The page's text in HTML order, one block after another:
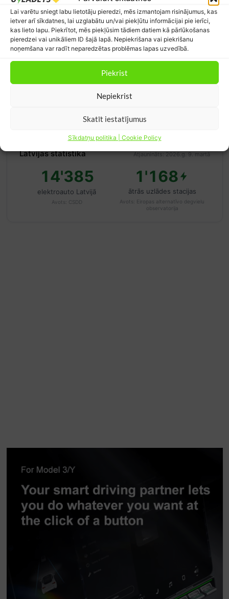
Lai varētu sniegt labu lietotāju pieredzi, mēs izmantojam risinājumus, kas
ietver arī sīkdatnes, lai uzglabātu un/vai piekļūtu informācijai pie ierīci,
kas lieto lapu. Piekrītot, mēs piekļūsim tādiem datiem kā pārlūkošanas
pieredzei vai unikāliem ID šajā lapā. Nepiekrišana vai piekrišanu
noņemšana var radīt neparedzētas problēmas lapas uzvedībā.
Piekrist
Nepiekrist
Skatīt iestatījumus
Sīkdatņu politika | Cookie Policy
c/kWh
5
10
02:00 05:00 08:00 11:00 14:00 17:00 20:00 23:00
Izdevīgi (< 5 c/kWh) Vidēji (5–10 c/kWh) Dārgi (> 10 c/kWh)
Norādītā cena ir Nord Pool nākamās dienas vairumtirdzniecības cena bez
Latvijas statistika Atjaunināts: 2026.g. 9. martā
14'385
elektroauto Latvijā
Avots: CSDD
1'168
ātrās uzlādes stacijas
Avots: Eiropas alternatīvo degvielu
observatorija